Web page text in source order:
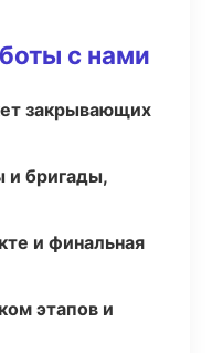
с нами
закрывающих
и бригады,
и финальная
этапов и